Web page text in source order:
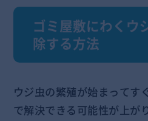
ゴミ屋敷にわくウ
除する方法
ウジ虫の繁殖が始まってす
で解決できる可能性が上が